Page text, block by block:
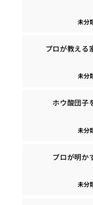
未分
プロが教える
未分
ホウ酸団子
未分
プロが明か
未分